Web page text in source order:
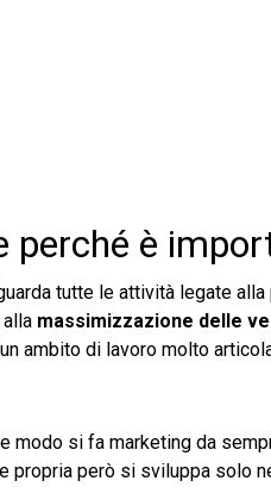
perché è
tutte le attività legate
massimizzazione delle
ambito di lavoro molto
modo si fa marketing da
propria però si sviluppa solo